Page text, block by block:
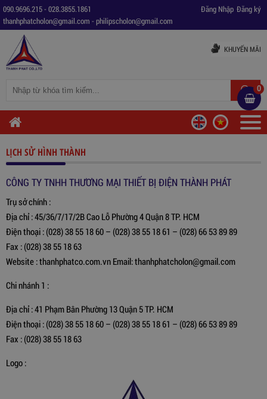
090.9696.215- 028.3855.1861
thanhphatcholon@gmail.com - philipscholon@gmail.com
Đăng ký
Đăng Nhập
KHUYẾN MÃI
0
LỊCH SỬ HÌNH THÀNH
CÔNG TY TNHH THƯƠNG MẠI THIẾT BỊ ĐIỆN THÀNH PHÁT
Trụ sở chính :
Địa chỉ : 45/36/7/17/2B Cao Lỗ Phường 4 Quận 8 TP. HCM
Điện thoại : (028) 38 55 18 60 – (028) 38 55 18 61 – (028) 66 53 89 89
Fax : (028) 38 55 18 63
Website : thanhphatco.com.vn Email: thanhphatcholon@gmail.com
Chi nhánh 1 :
Địa chỉ : 41 Phạm Bân Phường 13 Quận 5 TP. HCM
Điện thoại : (028) 38 55 18 60 – (028) 38 55 18 61 – (028) 66 53 89 89
Fax : (028) 38 55 18 63
Logo :